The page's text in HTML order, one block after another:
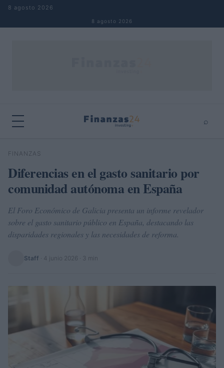
Saltar al contenido
8 agosto 2026
8 agosto 2026
⌕
Buscar
FINANZAS
Diferencias en el gasto sanitario por
comunidad autónoma en España
El Foro Económico de Galicia presenta un informe revelador
sobre el gasto sanitario público en España, destacando las
disparidades regionales y las necesidades de reforma.
Staff 4 junio 2026 · 3 min